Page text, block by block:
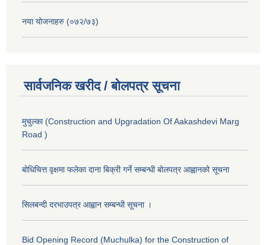
नया योजनाहरु (०७२/७३)
सार्वजनिक खरीद / बोलपत्र सूचना
मुचुल्का (Construction and Upgradation Of Aakashdevi Marg
Road )
बोधिचित्त वृक्षमा फलेका दाना बिक्री गर्ने सम्बन्धी बोलपत्र आह्वानको सूचना
सिलबन्दी दरभाउपत्र आह्वान सम्बन्धी सूचना ।
Bid Opening Record (Muchulka) for the Construction of